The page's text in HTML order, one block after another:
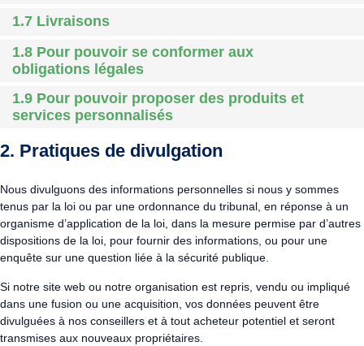
1.7 Livraisons
1.8 Pour pouvoir se conformer aux
obligations légales
1.9 Pour pouvoir proposer des produits et
services personnalisés
2. Pratiques de divulgation
Nous divulguons des informations personnelles si nous y sommes
tenus par la loi ou par une ordonnance du tribunal, en réponse à un
organisme d’application de la loi, dans la mesure permise par d’autres
dispositions de la loi, pour fournir des informations, ou pour une
enquête sur une question liée à la sécurité publique.
Si notre site web ou notre organisation est repris, vendu ou impliqué
dans une fusion ou une acquisition, vos données peuvent être
divulguées à nos conseillers et à tout acheteur potentiel et seront
transmises aux nouveaux propriétaires.